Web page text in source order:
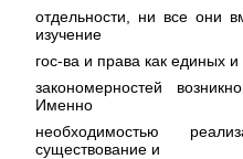
отдельности, ни все они
изучение
гос-ва и права как единых
закономерностей
Именно
необходимостью
существование и